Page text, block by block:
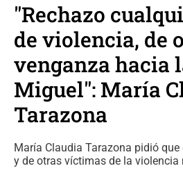
"Rechazo
de violencia, de
venganza hacia
Miguel": María
Tarazona
María Claudia Tarazona pidió
y de otras víctimas de la violencia